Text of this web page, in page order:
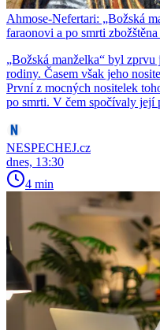
Ahmose-Nefertari: „Božská
faraonovi a po smrti
​​​​​​​„Božská manželka“ byl
rodiny. Časem však jeho
První z mocných nositelek
po smrti. V čem spočívaly její
NESPECHEJ.cz
dnes, 13:30
4 min